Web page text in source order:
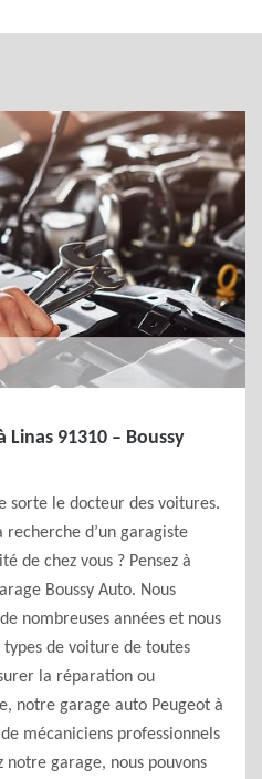
91310 – Boussy
sorte le docteur des voitures.
d’un garagiste
de chez vous ? Pensez à
Boussy Auto. Nous
nombreuses années et nous
de voiture de toutes
la réparation ou
notre garage auto Peugeot à
mécaniciens professionnels
notre garage, nous pouvons